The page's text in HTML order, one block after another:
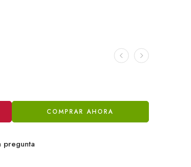
COMPRAR AHORA
pregunta